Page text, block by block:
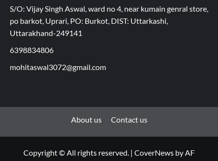
S/O: Vijay Singh Aswal, ward no 4, near kumain genral store,
po barkot, Uprari, PO: Burkot, DIST: Uttarkashi,
Uttarakhand-249141
6398834806
mohitaswal3072@gmail.com
About us Contact us
Copyright © All rights reserved. | CoverNews by AF